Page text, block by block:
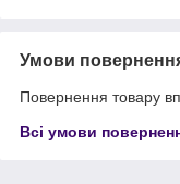
Умови
Повернення товару
Всі умови